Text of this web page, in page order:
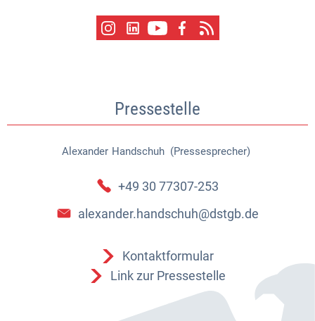
Pressestelle
Alexander Handschuh (Pressesprecher)
Alexander Handschuh
+49 30 77307-253
alexander.handschuh@dstgb.de
Kontaktformular
Link zur Pressestelle